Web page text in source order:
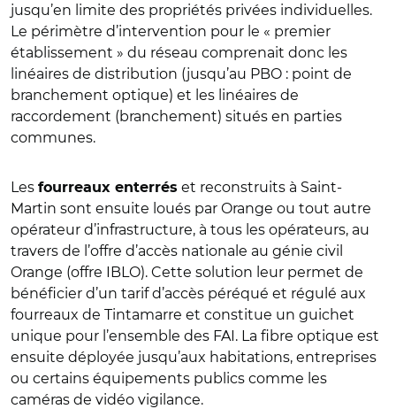
jusqu’en limite des propriétés privées individuelles.
Le périmètre d’intervention pour le « premier
établissement » du réseau comprenait donc les
linéaires de distribution (jusqu’au PBO : point de
branchement optique) et les linéaires de
raccordement (branchement) situés en parties
communes.
Les fourreaux enterrés et reconstruits à Saint-
Martin sont ensuite loués par Orange ou tout autre
opérateur d’infrastructure, à tous les opérateurs, au
travers de l’offre d’accès nationale au génie civil
Orange (offre IBLO). Cette solution leur permet de
bénéficier d’un tarif d’accès péréqué et régulé aux
fourreaux de Tintamarre et constitue un guichet
unique pour l’ensemble des FAI. La fibre optique est
ensuite déployée jusqu’aux habitations, entreprises
ou certains équipements publics comme les
caméras de vidéo vigilance.